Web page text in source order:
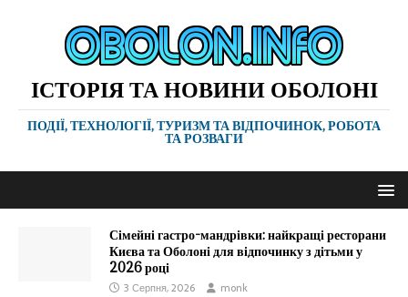
ІСТОРІЯ ТА НОВИНИ ОБОЛОНІ
ПОДІЇ, ТЕХНОЛОГІЇ, ТУРИЗМ ТА ВІДПОЧИНОК, РОБОТА
ТА РОЗВАГИ
Сімейні гастро-мандрівки: найкращі ресторани
Києва та Оболоні для відпочинку з дітьми у
2026 році
3 Серпня, 2026 monk